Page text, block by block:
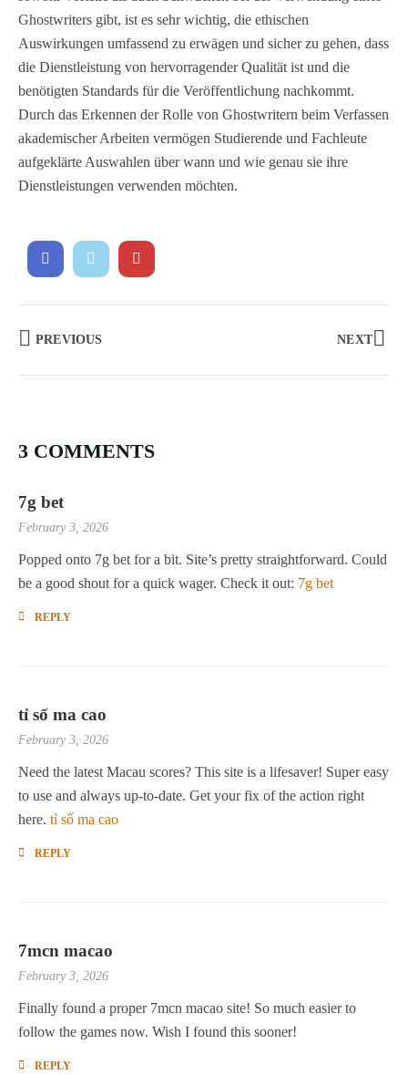
Ghostwriters gibt, ist es sehr wichtig, die ethischen
Auswirkungen umfassend zu erwägen und sicher zu gehen, dass
die Dienstleistung von hervorragender Qualität ist und die
benötigten Standards für die Veröffentlichung nachkommt.
Durch das Erkennen der Rolle von Ghostwritern beim Verfassen
akademischer Arbeiten vermögen Studierende und Fachleute
aufgeklärte Auswahlen über wann und wie genau sie ihre
Dienstleistungen verwenden möchten.
PREVIOUS NEXT
3 COMMENTS
7g bet
February 3, 2026
Popped onto 7g bet for a bit. Site’s pretty straightforward. Could
be a good shout for a quick wager. Check it out: 7g bet
REPLY
tỉ số ma cao
February 3, 2026
Need the latest Macau scores? This site is a lifesaver! Super easy
to use and always up-to-date. Get your fix of the action right
here. tỉ số ma cao
REPLY
7mcn macao
February 3, 2026
Finally found a proper 7mcn macao site! So much easier to
follow the games now. Wish I found this sooner!
REPLY